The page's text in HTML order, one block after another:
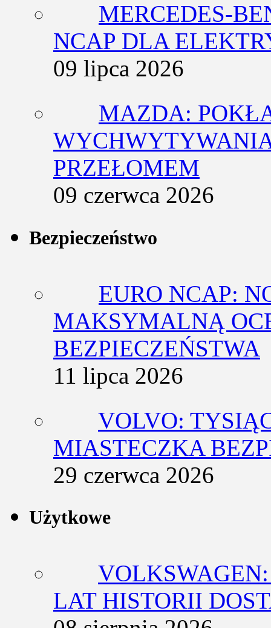
MERCEDES-
NCAP DLA
09 lipca 2026
MAZDA:
PRZEŁOMEM
09 czerwca 2026
Bezpieczeństwo
EURO NCAP:
MAKSYMALNĄ
BEZPIECZEŃSTWA
11 lipca 2026
VOLVO:
MIASTECZKA
29 czerwca 2026
Użytkowe
LAT HISTORII